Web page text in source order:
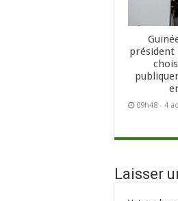
président
09h48 - 4
Laisser